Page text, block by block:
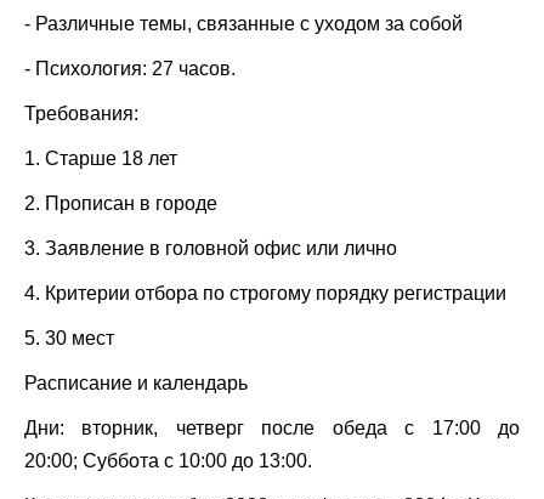
- Различные темы, связанные с уходом за собой
- Психология: 27 часов.
Требования:
1. Старше 18 лет
2. Прописан в городе
3. Заявление в головной офис или лично
4. Критерии отбора по строгому порядку регистрации
5. 30 мест
Расписание и календарь
Дни: вторник, четверг после обеда с 17:00 до
20:00; Суббота с 10:00 до 13:00.